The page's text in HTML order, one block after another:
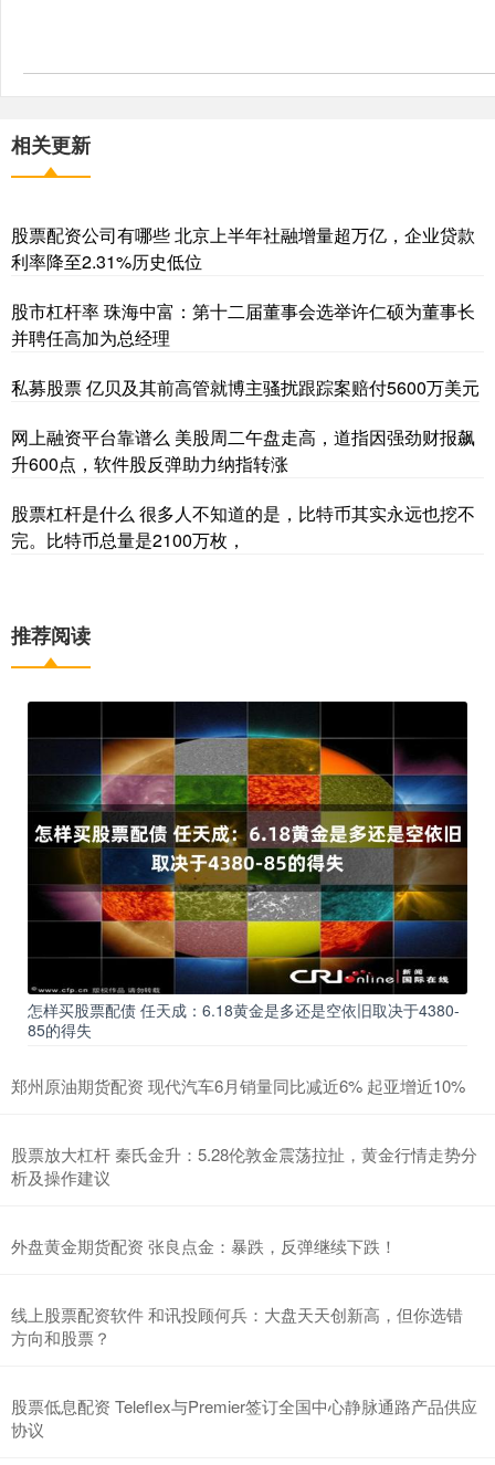
相关更新
股票配资公司有哪些 北京上半年社融增量超万亿，企业贷款
利率降至2.31%历史低位
股市杠杆率 珠海中富：第十二届董事会选举许仁硕为董事长
并聘任高加为总经理
私募股票 亿贝及其前高管就博主骚扰跟踪案赔付5600万美元
网上融资平台靠谱么 美股周二午盘走高，道指因强劲财报飙
升600点，软件股反弹助力纳指转涨
股票杠杆是什么 很多人不知道的是，比特币其实永远也挖不
完。比特币总量是2100万枚，
推荐阅读
怎样买股票配债 任天成：6.18黄金是多还是空依旧取决于4380-
85的得失
郑州原油期货配资 现代汽车6月销量同比减近6% 起亚增近10%
股票放大杠杆 秦氏金升：5.28伦敦金震荡拉扯，黄金行情走势分
析及操作建议
外盘黄金期货配资 张良点金：暴跌，反弹继续下跌！
线上股票配资软件 和讯投顾何兵：大盘天天创新高，但你选错
方向和股票？
股票低息配资 Teleflex与Premier签订全国中心静脉通路产品供应
协议